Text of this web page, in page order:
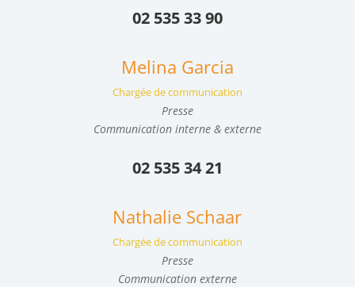
02 535 33 90
Melina Garcia
Chargée de communication
Presse
Communication interne & externe
02 535 34 21
Nathalie Schaar
Chargée de communication
Presse
Communication externe